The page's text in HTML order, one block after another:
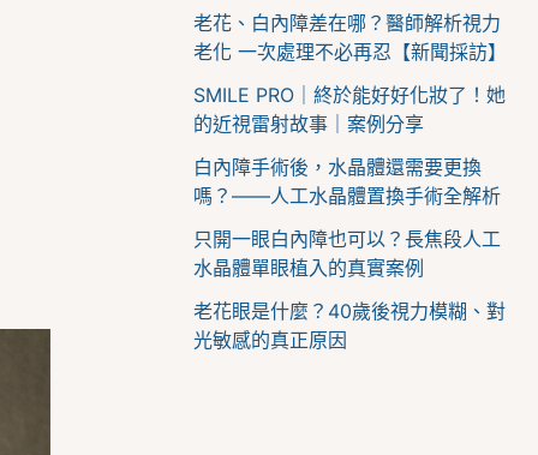
老花、白內障差在哪？醫師解析視力
老化 一次處理不必再忍【新聞採訪】
SMILE PRO｜終於能好好化妝了！她
的近視雷射故事｜案例分享
白內障手術後，水晶體還需要更換
嗎？——人工水晶體置換手術全解析
只開一眼白內障也可以？長焦段人工
水晶體單眼植入的真實案例
老花眼是什麼？40歲後視力模糊、對
光敏感的真正原因